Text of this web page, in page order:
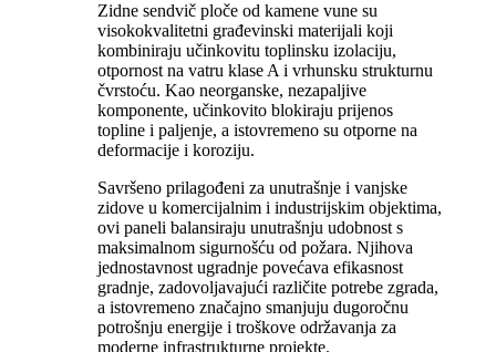
Zidne sendvič ploče od kamene vune su
visokokvalitetni građevinski materijali koji
kombiniraju učinkovitu toplinsku izolaciju,
otpornost na vatru klase A i vrhunsku strukturnu
čvrstoću. Kao neorganske, nezapaljive
komponente, učinkovito blokiraju prijenos
topline i paljenje, a istovremeno su otporne na
deformacije i koroziju.
Savršeno prilagođeni za unutrašnje i vanjske
zidove u komercijalnim i industrijskim objektima,
ovi paneli balansiraju unutrašnju udobnost s
maksimalnom sigurnošću od požara. Njihova
jednostavnost ugradnje povećava efikasnost
gradnje, zadovoljavajući različite potrebe zgrada,
a istovremeno značajno smanjuju dugoročnu
potrošnju energije i troškove održavanja za
moderne infrastrukturne projekte.